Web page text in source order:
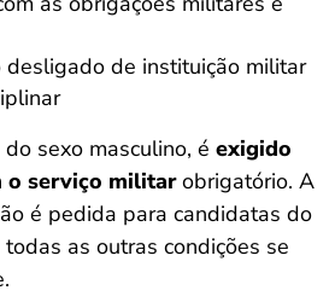
desligado de instituição militar
sexo masculino, é exigido
o serviço militarobrigatório. A
é pedida para candidatas do
as outras condições se